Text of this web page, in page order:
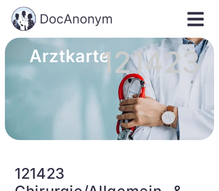
Arztkarte121423
121423